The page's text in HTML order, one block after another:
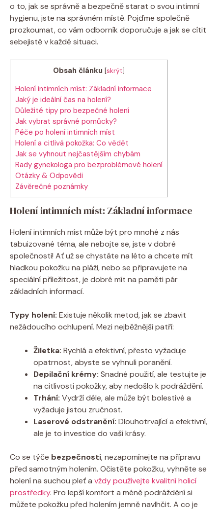
o to, jak se správně a bezpečně starat o svou intimní
hygienu, jste na správném místě. Pojďme společně
prozkoumat, co vám odborník doporučuje a jak se cítit
sebejistě v každé situaci.
Obsah článku [skrýt]
Holení intimních míst: Základní informace
Jaký je ideální čas na holení?
Důležité tipy pro bezpečné holení
Jak vybrat správné pomůcky?
Péče po holení intimních míst
Holení a citlivá pokožka: Co vědět
Jak se vyhnout nejčastějším chybám
Rady gynekologa pro bezproblémové holení
Otázky & Odpovědi
Závěrečné poznámky
Holení intimních míst: Základní informace
Holení intimních míst může být pro mnohé z nás
tabuizované téma, ale nebojte se, jste v dobré
společnosti! Ať už se chystáte na léto a chcete mít
hladkou pokožku na pláži, nebo se připravujete na
speciální příležitost, je dobré mít na paměti pár
základních informací.
Typy holení: Existuje několik metod, jak se zbavit
nežádoucího ochlupení. Mezi nejběžnější patří:
Žiletka: Rychlá a efektivní, přesto vyžaduje
opatrnost, abyste se vyhnuli poranění.
Depilační krémy: Snadné použití, ale testujte je
na citlivosti pokožky, aby nedošlo k podráždění.
Trhání: Vydrží déle, ale může být bolestivé a
vyžaduje jistou zručnost.
Laserové odstranění: Dlouhotrvající a efektivní,
ale je to investice do vaší krásy.
Co se týče bezpečnosti, nezapomínejte na přípravu
před samotným holením. Očistěte pokožku, vyhněte se
holení na suchou pleť a vždy používejte kvalitní holicí
prostředky. Pro lepší komfort a méně podráždění si
můžete pokožku před holením jemně navlhčit. A co je